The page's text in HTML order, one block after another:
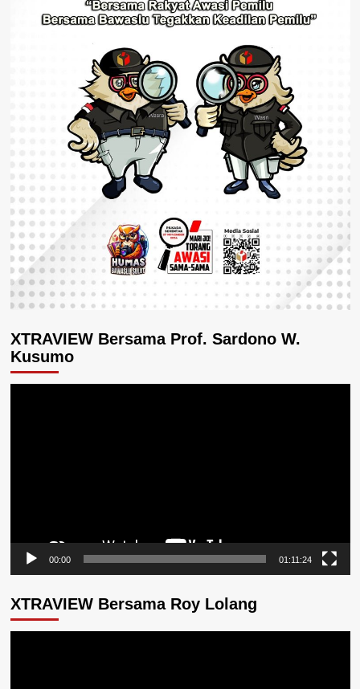
XTRAVIEW Bersama Prof. Sardono W.
Kusumo
00:00 01:11:24
XTRAVIEW Bersama Roy Lolang